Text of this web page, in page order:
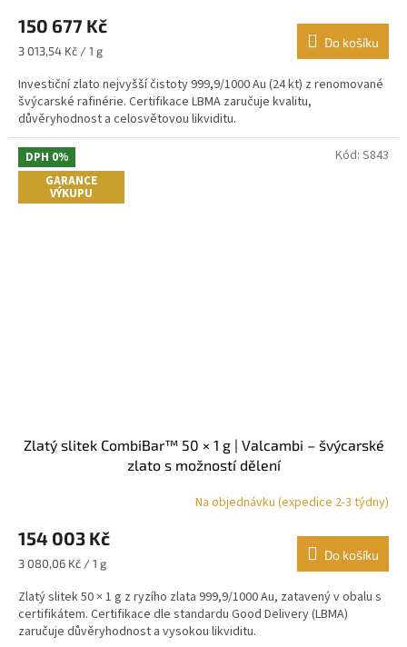
produktu
je
4,9
z
5
hvězdiček.
150 677 Kč
Měrná
3 013,54 Kč / 1 g
Do košíku
Investiční zlato nejvyšší čistoty 999,9/1000 Au (24 kt) z renomované
švýcarské rafinérie. Certifikace LBMA zaručuje kvalitu,
důvěryhodnost a celosvětovou likviditu.
DPH 0%
GARANCE
VÝKUPU
Zlatý slitek CombiBar™ 50 × 1 g | Valcambi – švýcarské
zlato s možností dělení
produktu
je
5,0
z
5
hvězdiček.
Na objednávku (expedice 2-3 týdny)
154 003 Kč
Měrná
3 080,06 Kč / 1 g
Do košíku
Zlatý slitek 50 × 1 g z ryzího zlata 999,9/1000 Au, zatavený v obalu s
certifikátem. Certifikace dle standardu Good Delivery (LBMA)
zaručuje důvěryhodnost a vysokou likviditu.
Kód: S843